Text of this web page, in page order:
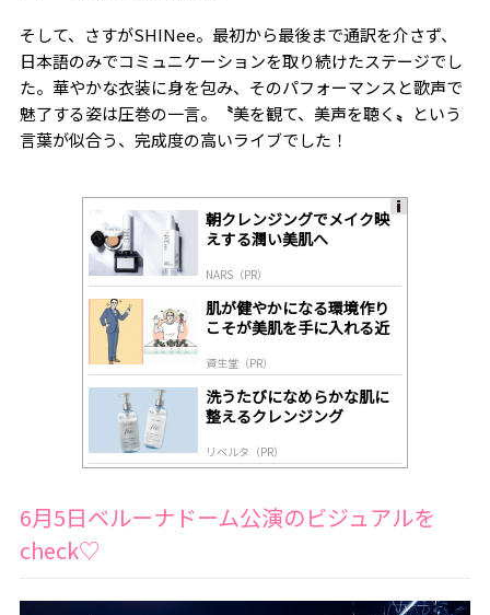
そして、 さすがSHINee。最初から最後まで通訳を介さず、
日本語のみでコミュニケーションを取り続けたステージでし
た。華やかな衣装に身を包み、そのパフォーマンスと歌声で
魅了する姿は圧巻の一言。
〝美を観て、美声を聴く〟 という
言葉が似合う、完成度の高いライブでした！
朝クレンジングでメイク映
えする潤い美肌へ
NARS（PR）
肌が健やかになる環境作り
こそが美肌を手に入れる近
資生堂（PR）
洗うたびになめらかな肌に
整えるクレンジング
リベルタ（PR）
6月5日ベルーナドーム公演のビジュアルを
check♡